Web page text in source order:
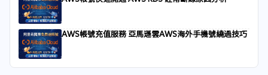
AWS帳號充值服務 亞馬遜雲AWS海外手機號繞過技巧